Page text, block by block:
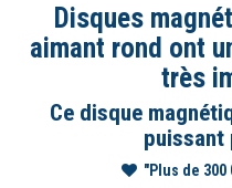
Disques
aimant rond ont
très
Ce disque
puissant
"Plus de